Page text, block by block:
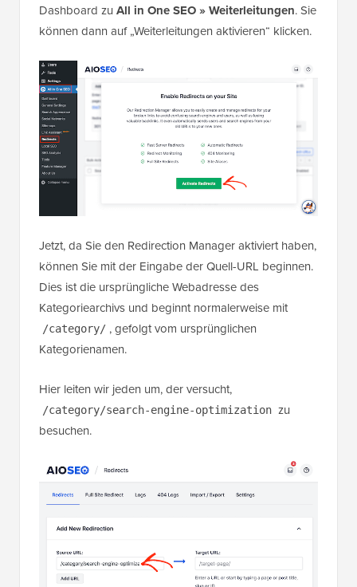
Dashboard zu All in One SEO » Weiterleitungen. Sie
können dann auf „Weiterleitungen aktivieren“ klicken.
Jetzt, da Sie den Redirection Manager aktiviert haben,
können Sie mit der Eingabe der Quell-URL beginnen.
Dies ist die ursprüngliche Webadresse des
Kategoriearchivs und beginnt normalerweise mit
/category/ , gefolgt vom ursprünglichen
Kategorienamen.
Hier leiten wir jeden um, der versucht,
/category/search-engine-optimization zu
besuchen.